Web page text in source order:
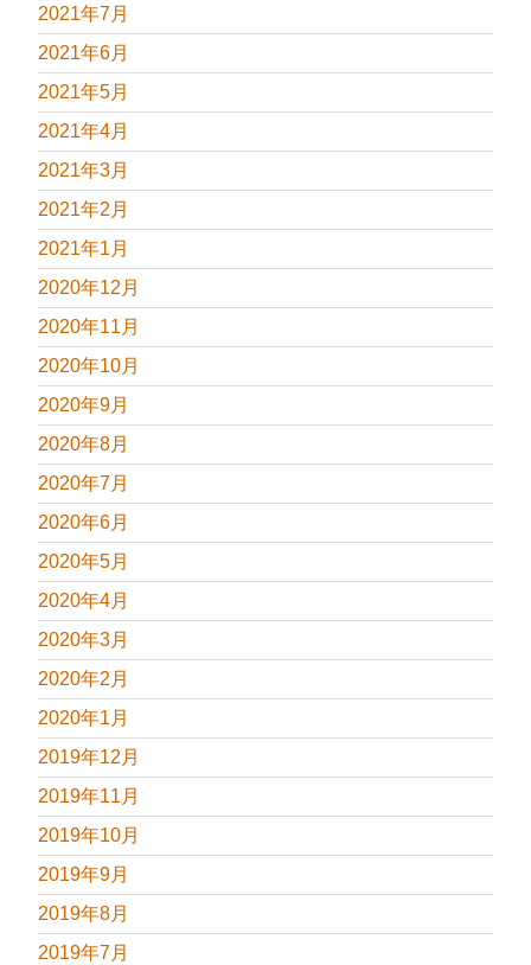
2021年7月
2021年6月
2021年5月
2021年4月
2021年3月
2021年2月
2021年1月
2020年12月
2020年11月
2020年10月
2020年9月
2020年8月
2020年7月
2020年6月
2020年5月
2020年4月
2020年3月
2020年2月
2020年1月
2019年12月
2019年11月
2019年10月
2019年9月
2019年8月
2019年7月